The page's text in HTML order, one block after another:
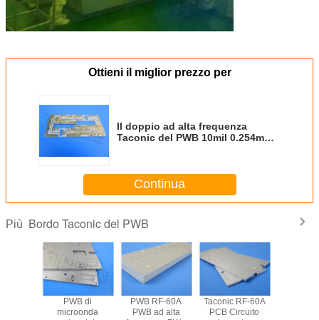
Ottieni il miglior prezzo per
Il doppio ad alta frequenza
Taconic del PWB 10mil 0.254mm
Continua
Più Bordo Taconic del PWB
PWB di
microonda
PWB RF-60A
PWB ad alta
Taconic RF-60A
PCB Circuito